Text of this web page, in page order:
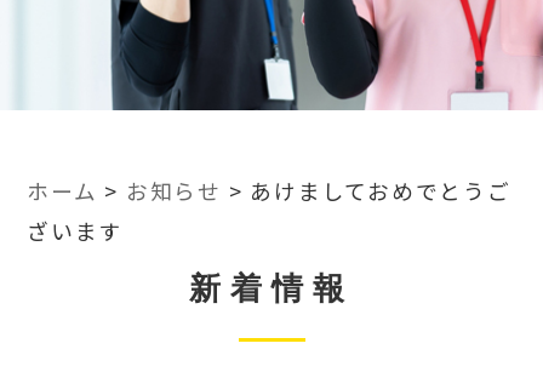
ホーム > お知らせ > あけましておめでとうご
ざいます
新着情報